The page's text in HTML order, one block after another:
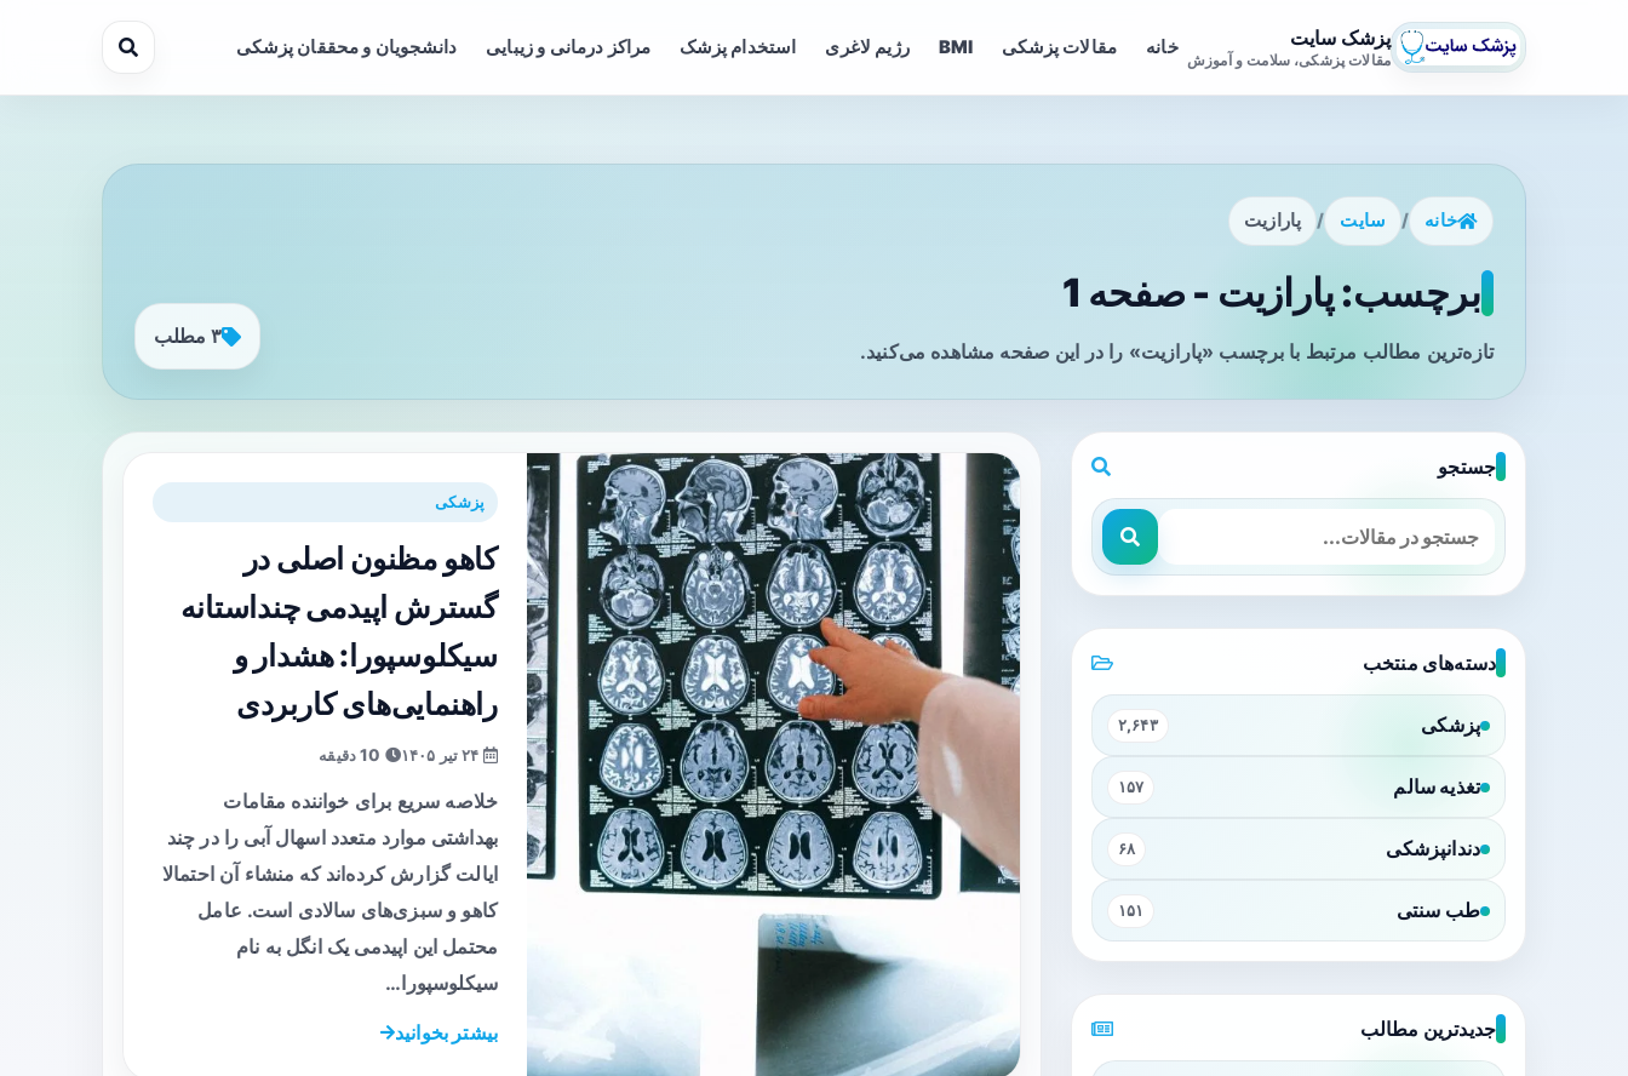
پزشک سایت
مقالات پزشکی، سلامت و آموزش
خانه مقالات پزشکی BMI رژیم لاغری استخدام پزشک مراکز درمانی و زیبایی دانشجویان و محققان پزشکی
خانه / سایت / پارازیت
برچسب: پارازیت - صفحه 1
تازه‌ترین مطالب مرتبط با برچسب «پارازیت» را در این صفحه مشاهده می‌کنید.
۳ مطلب
پزشکی
کاهو مظنون اصلی در
گسترش اپیدمی چنداستانه
سیکلوسپورا: هشدار و
راهنمایی‌های کاربردی
خلاصه سریع برای خواننده مقامات
بهداشتی موارد متعدد اسهال آبی را در چند
ایالت گزارش کرده‌اند که منشاء آن احتمالا
کاهو و سبزی‌های سالادی است. عامل
محتمل این اپیدمی یک انگل به نام
سیکلوسپورا…
بیشتر بخوانید
جستجو
دسته‌های منتخب
پزشکی ۲,۶۴۳
تغذیه سالم ۱۵۷
دندانپزشکی ۶۸
طب سنتی ۱۵۱
جدیدترین مطالب